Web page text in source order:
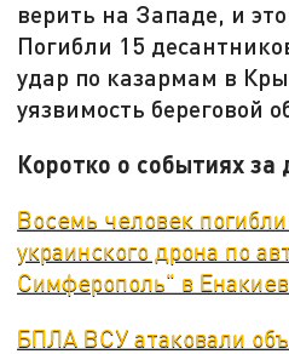
верить на Западе, и
Погибли 15
удар по казармам в
уязвимость береговой
Коротко о событиях за
Восемь человек
украинского дрона по
Симферополь" в
БПЛА ВСУ атаковали